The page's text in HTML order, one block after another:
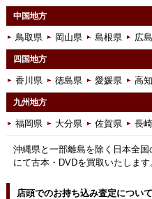
中国地方
鳥取県 岡山県 島根県 広
四国地方
香川県 徳島県 愛媛県 高
九州地方
福岡県 大分県 佐賀県 長
沖縄県と一部離島を除く日本全
にて古本・DVDを買取いたします
店頭でのお持ち込み査定について